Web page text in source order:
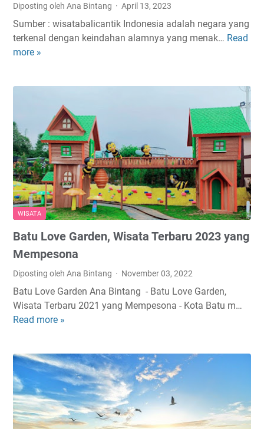
u
r
u
g
a
T
i
k
e
t
,
L
o
k
a
s
i
n
a
s
i
a
t
a
n
s
t
a
g
r
a
a
d
a
i
t
s
d
i
B
Diposting oleh Ana Bintang April 13, 2023
Sumber : wisatabalicantik Indonesia adalah negara yang
terkenal dengan keindahan alamnya yang menak… Read
more »
T
W
i
s
a
t
a
T
e
r
b
i
k
i
d
n
e
s
WISATA
Batu Love Garden, Wisata Terbaru 2023 yang
Mempesona
Diposting oleh Ana Bintang November 03, 2022
Batu Love Garden Ana Bintang - Batu Love Garden,
Wisata Terbaru 2021 yang Mempesona - Kota Batu m…
Read more »
u
L
o
v
e